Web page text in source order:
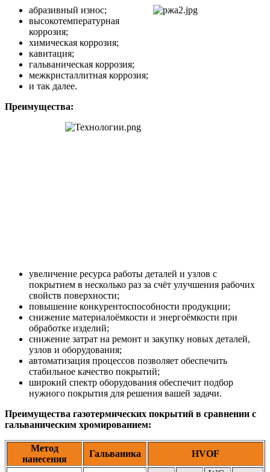
абразивный износ;
высокотемпературная
коррозия;
химическая коррозия;
кавитация;
гальваническая коррозия;
межкристаллитная коррозия;
и так далее.
Преимущества:
увеличение ресурса работы деталей и узлов с
покрытием в несколько раз за счёт улучшения рабочих
свойств поверхности;
повышение конкурентоспособности продукции;
снижение материалоёмкости и энергоёмкости при
обработке изделий;
снижение затрат на ремонт и закупку новых деталей,
узлов и оборудования;
автоматизация процессов позволяет обеспечить
стабильное качество покрытий;
широкий спектр оборудования обеспечит подбор
нужного покрытия для решения вашей задачи.
Преимущества газотермических покрытий в сравнении с
гальваническим хромированием:
Метод
нанесения
Гальваника HVOF